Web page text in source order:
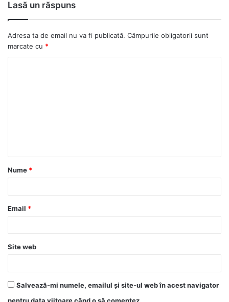
Lasă un răspuns
Adresa ta de email nu va fi publicată. Câmpurile obligatorii sunt
marcate cu *
Nume *
Email *
Site web
Salvează-mi numele, emailul și site-ul web în acest navigator
pentru data viitoare când o să comentez.